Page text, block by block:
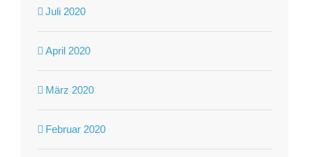
Juli 2020
April 2020
März 2020
Februar 2020